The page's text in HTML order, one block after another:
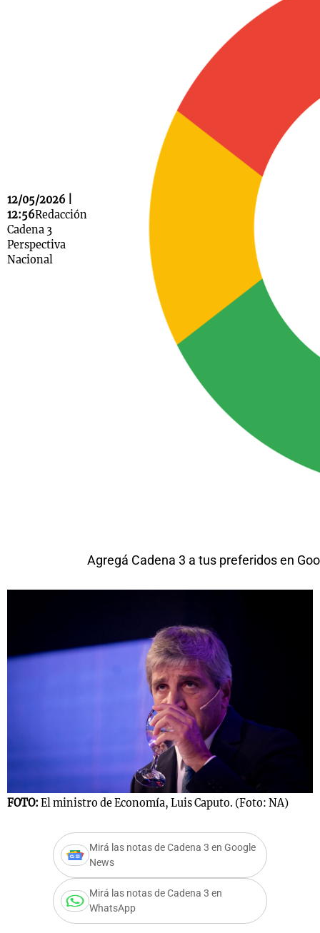
12/05/2026 |
12:56Redacción
Cadena 3
Perspectiva
Nacional
Agregá Cadena 3 a tus preferidos en
FOTO: El ministro de Economía, Luis Caputo. (Foto: NA)
Mirá las notas de Cadena 3 en Google
News
Mirá las notas de Cadena 3 en
WhatsApp
Mundial 2026
La Sole en
Cadena 3